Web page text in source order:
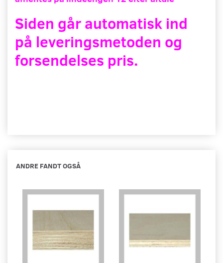
Siden går automatisk ind
på leveringsmetoden og
forsendelses pris.
ANDRE FANDT OGSÅ